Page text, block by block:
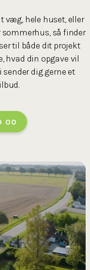
væg, hele huset, eller
så finder
til både dit projekt
hvad din opgave vil
sender dig gerne et
00